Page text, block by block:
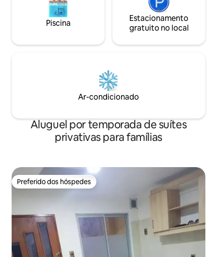
Piscina
Estacionamento
gratuito no local
Ar-condicionado
Aluguel por temporada de suítes
privativas para famílias
Preferido dos hóspedes
Preferido dos hóspedes